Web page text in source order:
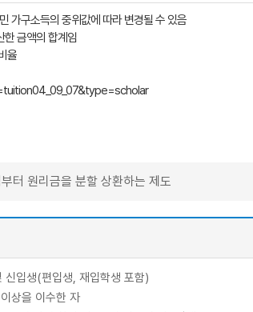
가구소득의 중위값에 따라 변경될 수 있음
한 금액의 합계임
율
터 원리금을 분할 상환하는 제도
입생(편입생, 재입학생 포함)
상을 이수한 자